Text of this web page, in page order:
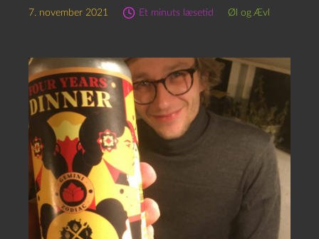
7. november 2021 Et minuts læsetid Øl og Ævl